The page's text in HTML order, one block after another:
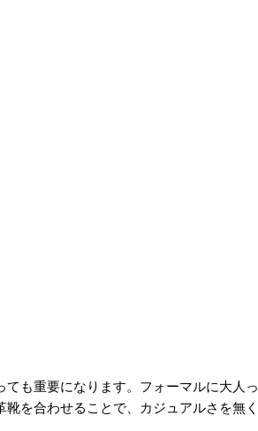
も重要になります。フォーマルに大人っ
を合わせることで、カジュアルさを無く